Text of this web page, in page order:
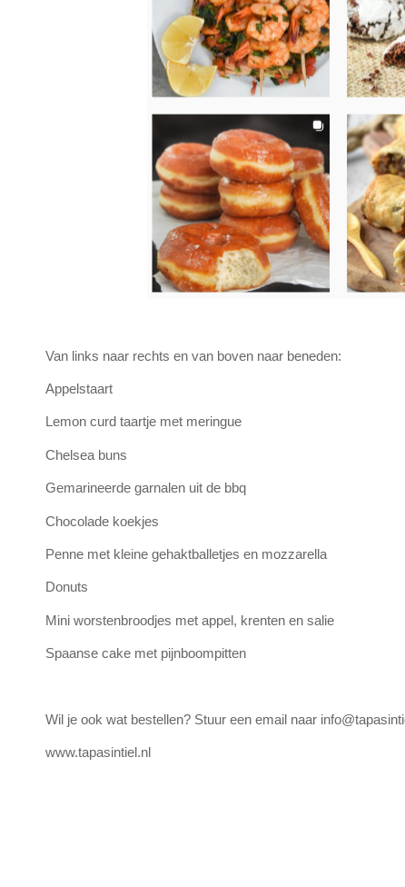
Van links naar rechts en van boven naar beneden:
Appelstaart
Lemon curd taartje met meringue
Chelsea buns
Gemarineerde garnalen uit de bbq
Chocolade koekjes
Penne met kleine gehaktballetjes en mozzarella
Donuts
Mini worstenbroodjes met appel, krenten en salie
Spaanse cake met pijnboompitten
Wil je ook wat bestellen? Stuur een email naar
www.tapasintiel.nl